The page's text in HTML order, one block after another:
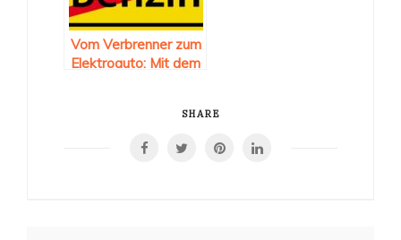
Vom Verbrenner zum
Elektroauto: Mit dem
SHARE